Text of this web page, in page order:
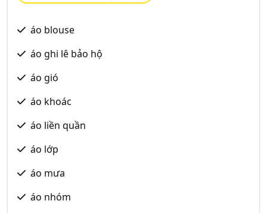
áo blouse
áo ghi lê bảo hộ
áo gió
áo khoác
áo liền quần
áo lớp
áo mưa
áo nhóm